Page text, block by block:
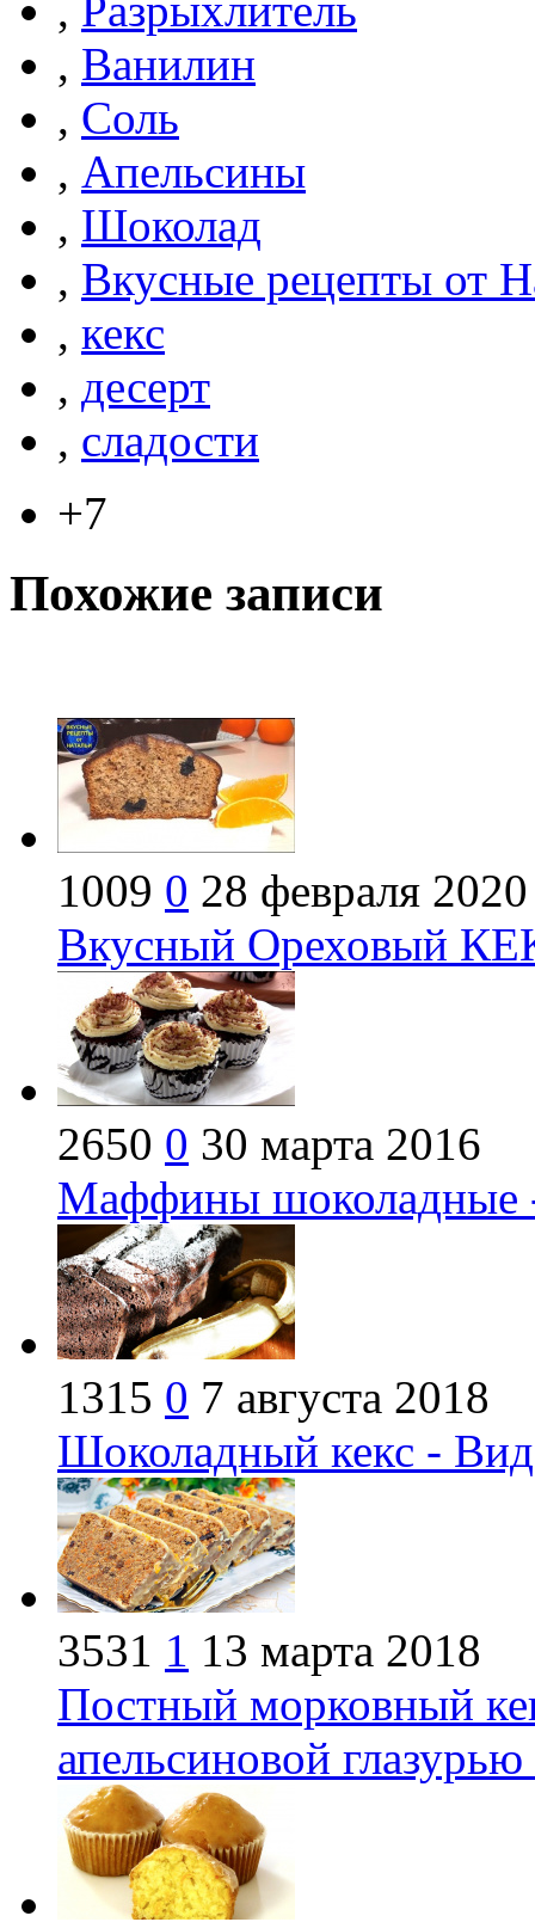
, Ванилин
, Соль
, Апельсины
, Шоколад
, Вкусные рецепты от
, кекс
, десерт
, сладости
+7
Похожие записи
1009 0 28 февраля 2020
Вкусный Ореховый
2650 0 30 марта 2016
Маффины шоколадные
1315 0 7 августа 2018
Шоколадный кекс -
3531 1 13 марта 2018
Постный морковный
апельсиновой